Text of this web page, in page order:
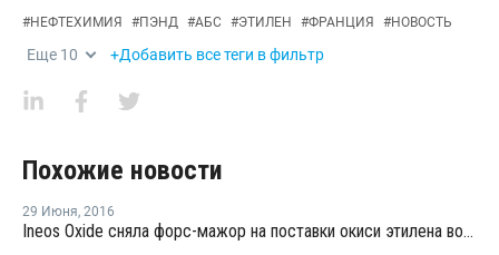
#НЕФТЕХИМИЯ #ПЭНД #АБС #ЭТИЛЕН #ФРАНЦИЯ #НОВОСТЬ
Еще 10 +Добавить все теги в фильтр
Похожие новости
29 Июня, 2016
Ineos Oxide сняла форс-мажор на поставки окиси этилена во французской Лавере